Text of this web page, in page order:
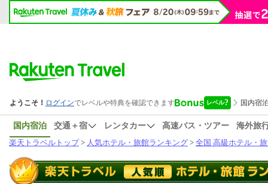
国内宿泊 交通＋宿 レンタカー 高速バス・ツアー
海外旅
楽天トラベルトップ> 人気ホテル・旅館ランキング > 全国 高級ホテル・